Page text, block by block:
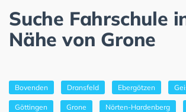
Suche Fahrschule
Nähe von Grone
Bovenden Dransfeld Ebergötzen
Göttingen Grone Nörten-Hardenberg